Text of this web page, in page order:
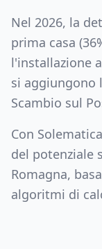
Nel 2026, la
prima casa
l'installazione
si aggiungono
Scambio sul
Con
del potenziale
Romagna,
algoritmi di